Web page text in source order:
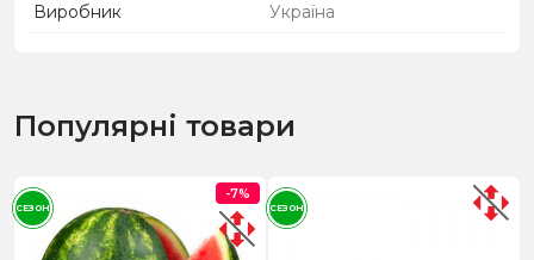
Виробник Україна
Популярні товари
-7%
СЕЗОН СЕЗОН